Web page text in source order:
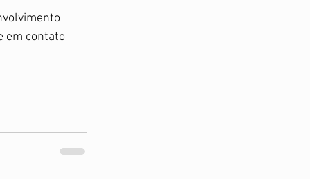
em contato